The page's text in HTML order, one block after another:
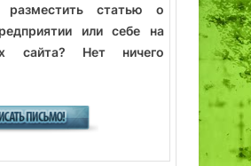
разместить статью о
или себе на
сайта? Нет ничего